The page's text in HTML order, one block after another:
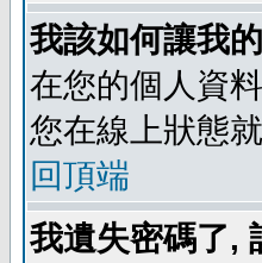
我該如何讓我
在您的個人資
您在線上狀態
回頂端
我遺失密碼了,